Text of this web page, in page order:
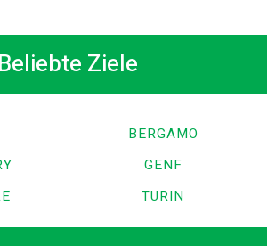
Beliebte Ziele
BERGAMO
GENF
TURIN